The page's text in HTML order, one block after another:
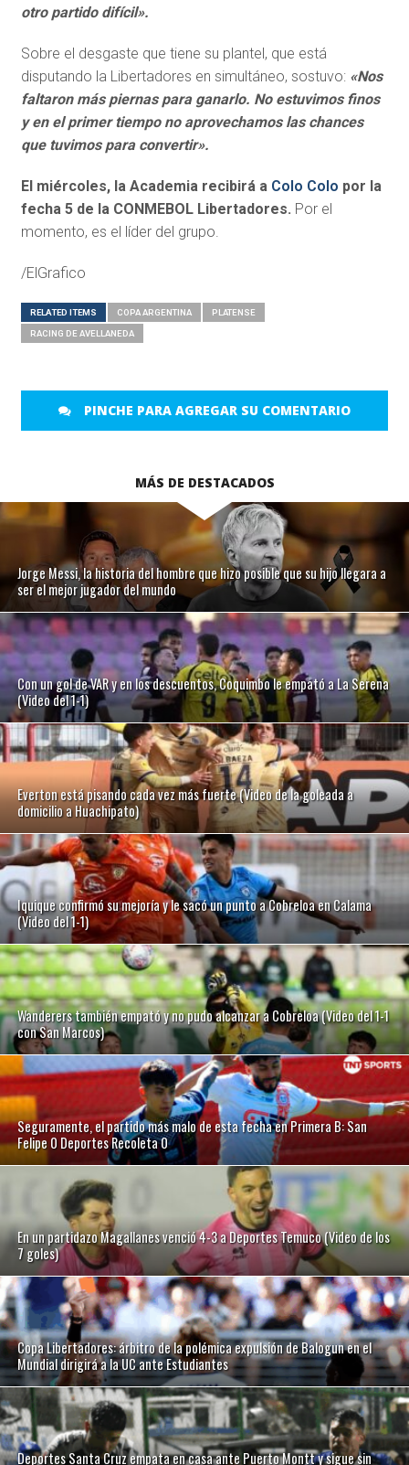
otro partido difícil».
Sobre el desgaste que tiene su plantel, que está
disputando la Libertadores en simultáneo, sostuvo:«Nos
faltaron más piernas para ganarlo. No estuvimos finos
y en el primer tiempo no aprovechamos las chances
que tuvimos para convertir».
El miércoles, la Academia recibirá a Colo Colo por la
fecha 5 de la CONMEBOL Libertadores. Por el
momento, es el líder del grupo.
/ElGrafico
RELATED ITEMS COPA ARGENTINA PLATENSE
RACING DE AVELLANEDA
PINCHE PARA AGREGAR SU COMENTARIO
MÁS DE DESTACADOS
Jorge Messi, la historia del hombre que hizo posible que su hijo llegara a
ser el mejor jugador del mundo
Con un gol de VAR y en los descuentos, Coquimbo le empató a La Serena
(Video del 1-1)
Everton está pisando cada vez más fuerte (Video de la goleada a
domicilio a Huachipato)
Iquique confirmó su mejoría y le sacó un punto a Cobreloa en Calama
(Video del 1-1)
Wanderers también empató y no pudo alcanzar a Cobreloa (Video del 1-1
con San Marcos)
Seguramente, el partido más malo de esta fecha en Primera B: San
Felipe 0 Deportes Recoleta 0
En un partidazo Magallanes venció 4-3 a Deportes Temuco (Video de los
7 goles)
Copa Libertadores: árbitro de la polémica expulsión de Balogun en el
Mundial dirigirá a la UC ante Estudiantes
Deportes Santa Cruz empata en casa ante Puerto Montt y sigue sin